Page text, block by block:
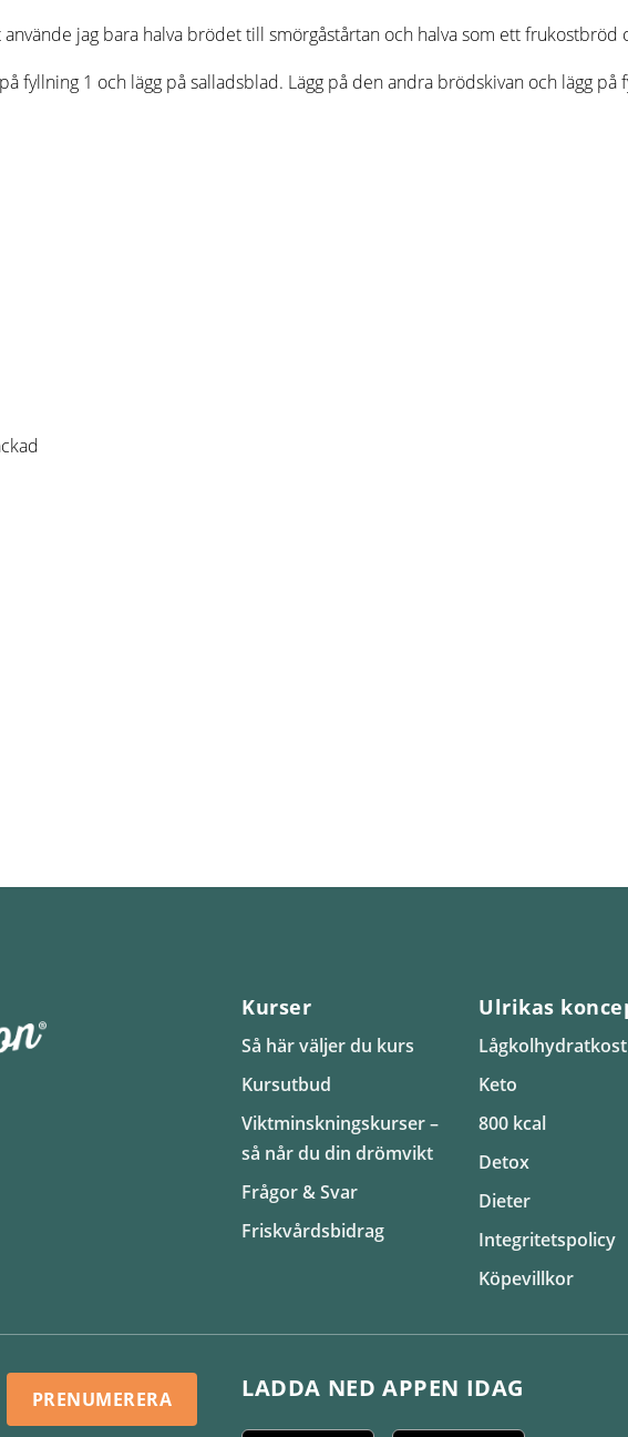
jag bara halva brödet till smörgåstårtan och halva som ett frukostbröd
fyllning 1 och lägg på salladsblad. Lägg på den andra brödskivan och lägg
Kurser
Så här väljer du kurs
Kursutbud
Viktminskningskurser –
så når du din drömvikt
Frågor & Svar
Friskvårdsbidrag
Ulrikas
Lågkolhydratkost
Keto
800 kcal
Detox
Dieter
Integritetspolicy
Köpevillkor
PRENUMERERA LADDA NED APPEN IDAG